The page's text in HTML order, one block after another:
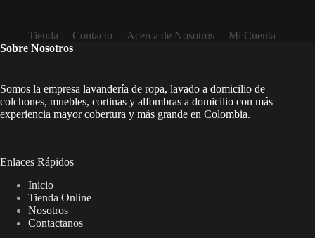
Tienda Contacto Acerca de Nosotros
Mi Cuenta
Sobre Nosotros
Somos la empresa lavandería de ropa, lavado a domicilio de
colchones, muebles, cortinas y alfombras a domicilio con más
experiencia mayor cobertura y más grande en Colombia.
Enlaces Rápidos
Inicio
Tienda Online
Nosotros
Contactanos